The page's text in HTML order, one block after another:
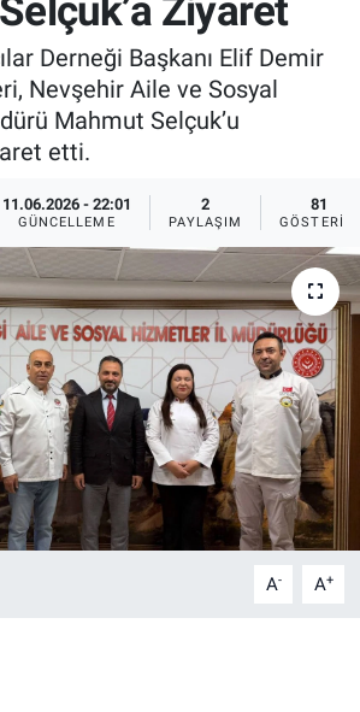
Ziyaret
Derneği Başkanı Elif Demir
Nevşehir Aile ve Sosyal
Mahmut Selçuk’u
etti.
11.06.2026 - 22:01
GÜNCELLEME
2
PAYLAŞIM
81
GÖSTERIM
A- A+
Mesaj
Mesaj